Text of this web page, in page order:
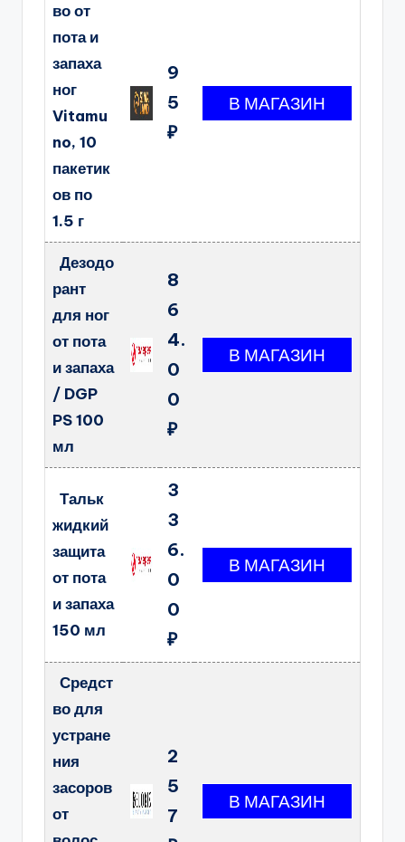
во от
пота и
запаха
ног
Vitamu
no, 10
пакетик
ов по
1.5 г
9
5
₽
Дезодо
рант
для ног
от пота
и запаха
/ DGP
PS 100
мл
8
6
4.
0
0
₽
Тальк
жидкий
защита
от пота
и запаха
150 мл
3
3
6.
0
0
₽
Средст
во для
устране
ния
засоров
от
2
5
7